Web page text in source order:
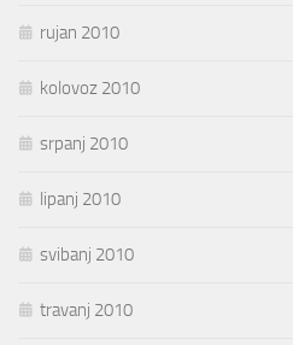
rujan 2010
kolovoz 2010
srpanj 2010
lipanj 2010
svibanj 2010
travanj 2010